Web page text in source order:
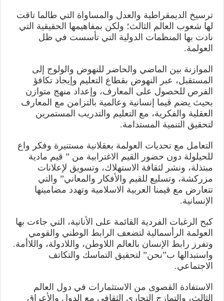
ترسيخ الديمقراطية والعدل والمساواة التي طالما تاقت
لها شعوب العالم الثالث؛ ولكن بمفاهيمها الحقيقية التي
نادت بها المنظمات الدولية التي تأسست في ظل
العولمة.
الموازنة بين الماضي والحاضر للنهوض والولوج إلى
المستقبل، عبر النهوض بقطاع التعليم وإيجاد تكافؤ
الفرص للحصول على المعارف، وإعداد منهج متوازن
بحيث يضم قيما إنسانية وعالمية بالتزامن مع المعارف
العقلية والفكرية، مع التعليم والتدريب المستمرين
لتحقيق التنمية المستدامة.
التعامل مع تحديات العولمة بعقلانية مستنيرة وفكر واع
للحيلولة دون حضور القيم الاغترابية من ” قيم مادية
مبتذلة، ونشر لثقافة الاستهلاك، وتسويق لإعلانات
مزركشة، وتسليع للقيم والأفكار والمعاني” والتي
تتعارض مع قيمنا العربية الاسلامية وتهدد مضامينها
الإنسانية.
كبح الرغبات الفردية القائمة على الأنانية، التي جاءت بها
العولمة الرأسمالية لتضعف الرابط الوطني والقومي
وتفرز رابط الإنسان بالعالم اللاوطن، واللادولة، واللاأمة.
واستبدالها ب”نحن” لتحقيق التماسك والتكاتف
الاجتماعي.
الاستفادة القصوى من الاستثمارات في دول العالم
الثالث، والتمازج التجاري الثقافي مع الدول والأعراق